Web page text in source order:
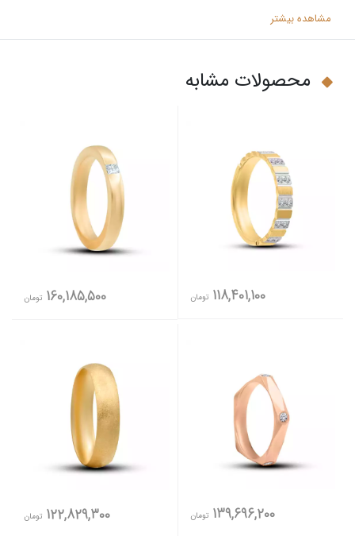
مشاهده بیشتر
محصولات مشابه
118,401,100 تومان 160,185,500 تومان
139,696,200 تومان 122,829,300 تومان